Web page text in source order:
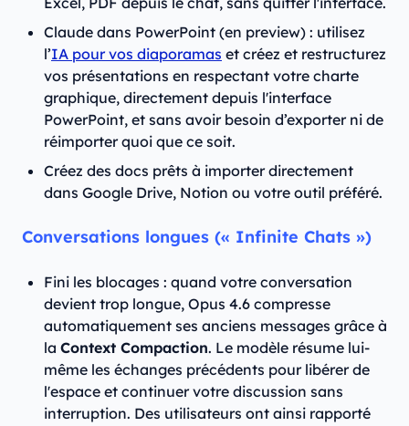
Claude dans PowerPoint (en preview) : utilisez
l’IA pour vos diaporamas et créez et restructurez
vos présentations en respectant votre charte
graphique, directement depuis l'interface
PowerPoint, et sans avoir besoin d’exporter ni de
réimporter quoi que ce soit.
Créez des docs prêts à importer directement
dans Google Drive, Notion ou votre outil préféré.
Conversations longues (« Infinite Chats »)
Fini les blocages : quand votre conversation
devient trop longue, Opus 4.6 compresse
automatiquement ses anciens messages grâce à
la Context Compaction. Le modèle résume lui-
même les échanges précédents pour libérer de
l'espace et continuer votre discussion sans
interruption. Des utilisateurs ont ainsi rapporté